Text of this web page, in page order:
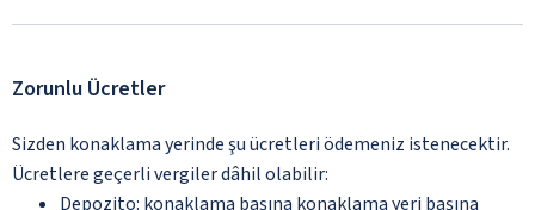
Zorunlu Ücretler
Sizden konaklama yerinde şu ücretleri ödemeniz istenecektir.
Ücretlere geçerli vergiler dâhil olabilir:
Depozito: konaklama başına konaklama yeri başına